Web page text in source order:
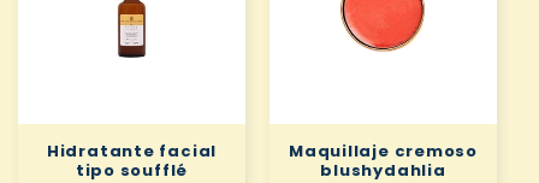
Hidratante facial
tipo soufflé
Maquillaje cremoso
blushydahlia